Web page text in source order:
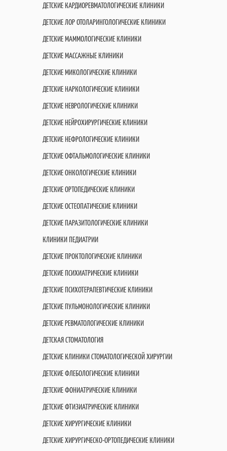
ДЕТСКИЕ КАРДИОРЕВМАТОЛОГИЧЕСКИЕ КЛИНИКИ
ДЕТСКИЕ ЛОР ОТОЛАРИНГОЛОГИЧЕСКИЕ КЛИНИКИ
ДЕТСКИЕ МАММОЛОГИЧЕСКИЕ КЛИНИКИ
ДЕТСКИЕ МАССАЖНЫЕ КЛИНИКИ
ДЕТСКИЕ МИКОЛОГИЧЕСКИЕ КЛИНИКИ
ДЕТСКИЕ НАРКОЛОГИЧЕСКИЕ КЛИНИКИ
ДЕТСКИЕ НЕВРОЛОГИЧЕСКИЕ КЛИНИКИ
ДЕТСКИЕ НЕЙРОХИРУРГИЧЕСКИЕ КЛИНИКИ
ДЕТСКИЕ НЕФРОЛОГИЧЕСКИЕ КЛИНИКИ
ДЕТСКИЕ ОФТАЛЬМОЛОГИЧЕСКИЕ КЛИНИКИ
ДЕТСКИЕ ОНКОЛОГИЧЕСКИЕ КЛИНИКИ
ДЕТСКИЕ ОРТОПЕДИЧЕСКИЕ КЛИНИКИ
ДЕТСКИЕ ОСТЕОПАТИЧЕСКИЕ КЛИНИКИ
ДЕТСКИЕ ПАРАЗИТОЛОГИЧЕСКИЕ КЛИНИКИ
КЛИНИКИ ПЕДИАТРИИ
ДЕТСКИЕ ПРОКТОЛОГИЧЕСКИЕ КЛИНИКИ
ДЕТСКИЕ ПСИХИАТРИЧЕСКИЕ КЛИНИКИ
ДЕТСКИЕ ПСИХОТЕРАПЕВТИЧЕСКИЕ КЛИНИКИ
ДЕТСКИЕ ПУЛЬМОНОЛОГИЧЕСКИЕ КЛИНИКИ
ДЕТСКИЕ РЕВМАТОЛОГИЧЕСКИЕ КЛИНИКИ
ДЕТСКАЯ СТОМАТОЛОГИЯ
ДЕТСКИЕ КЛИНИКИ СТОМАТОЛОГИЧЕСКОЙ ХИРУРГИИ
ДЕТСКИЕ ФЛЕБОЛОГИЧЕСКИЕ КЛИНИКИ
ДЕТСКИЕ ФОНИАТРИЧЕСКИЕ КЛИНИКИ
ДЕТСКИЕ ФТИЗИАТРИЧЕСКИЕ КЛИНИКИ
ДЕТСКИЕ ХИРУРГИЧЕСКИЕ КЛИНИКИ
ДЕТСКИЕ ХИРУРГИЧЕСКО-ОРТОПЕДИЧЕСКИЕ КЛИНИКИ